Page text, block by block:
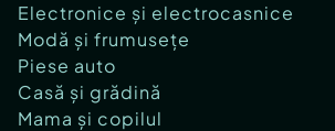
Electronice și electrocasnice
Modă și frumusețe
Piese auto
Casă și grădină
Mama și copilul